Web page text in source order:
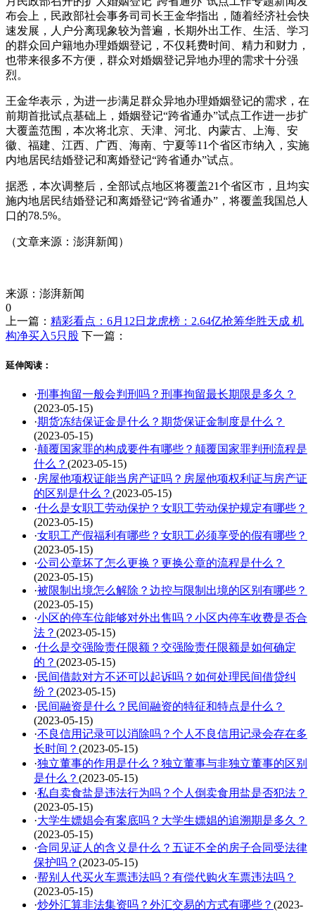
布会上，民政部社会事务司司长王金华指出，随着经济社会快
速发展，人户分离现象较为普遍，长期外出工作、生活、学习
的群众回户籍地办理婚姻登记，不仅耗费时间、精力和财力，
也带来很多不方便，群众对婚姻登记异地办理的需求十分强
烈。
王金华表示，为进一步满足群众异地办理婚姻登记的需求，在
前期首批试点基础上，婚姻登记“跨省通办”试点工作进一步扩
大覆盖范围，本次将北京、天津、河北、内蒙古、上海、安
徽、福建、江西、广西、海南、宁夏等11个省区市纳入，实施
内地居民结婚登记和离婚登记“跨省通办”试点。
据悉，本次调整后，全部试点地区将覆盖21个省区市，且均实
施内地居民结婚登记和离婚登记“跨省通办”，将覆盖我国总人
口的78.5%。
（文章来源：澎湃新闻）
来源：澎湃新闻
0
上一篇： 精彩看点：6月12日龙虎榜：2.64亿抢筹华胜天成 机
构净买入5只股 下一篇：
延伸阅读：
·刑事拘留一般会判刑吗？刑事拘留最长期限是多久？
(2023-05-15)
·期货冻结保证金是什么？期货保证金制度是什么？
(2023-05-15)
·颠覆国家罪的构成要件有哪些？颠覆国家罪判刑流程是
什么？ (2023-05-15)
·房屋他项权证能当房产证吗？房屋他项权利证与房产证
的区别是什么？ (2023-05-15)
·什么是女职工劳动保护？女职工劳动保护规定有哪些？
(2023-05-15)
·女职工产假福利有哪些？女职工必须享受的假有哪些？
(2023-05-15)
·公司公章坏了怎么更换？更换公章的流程是什么？
(2023-05-15)
·被限制出境怎么解除？边控与限制出境的区别有哪些？
(2023-05-15)
·小区的停车位能够对外出售吗？小区内停车收费是否合
法？ (2023-05-15)
·什么是交强险责任限额？交强险责任限额是如何确定
的？ (2023-05-15)
·民间借款对方不还可以起诉吗？如何处理民间借贷纠
纷？ (2023-05-15)
·民间融资是什么？民间融资的特征和特点是什么？
(2023-05-15)
·不良信用记录可以消除吗？个人不良信用记录会存在多
长时间？ (2023-05-15)
·独立董事的作用是什么？独立董事与非独立董事的区别
是什么？ (2023-05-15)
·私自卖食盐是违法行为吗？个人倒卖食用盐是否犯法？
(2023-05-15)
·大学生嫖娼会有案底吗？大学生嫖娼的追溯期是多久？
(2023-05-15)
·合同见证人的含义是什么？五证不全的房子合同受法律
保护吗？ (2023-05-15)
·帮别人代买火车票违法吗？有偿代购火车票违法吗？
(2023-05-15)
·炒外汇算非法集资吗？外汇交易的方式有哪些？ (2023-